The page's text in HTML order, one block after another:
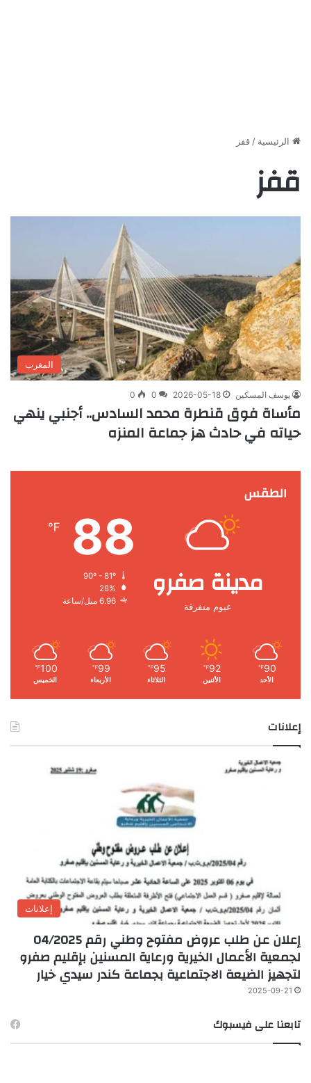
الرئيسية / قفز
قفز
المغرب
يوسف المسكين 2026-05-18
0
0
مأساة فوق قنطرة محمد السادس.. أجنبي ينهي
حياته في حادث هز جماعة المنزه
الطقس
مدينة صفرو
غيوم متفرقة
88
℉
28%
6.96 ميل/ساعة
90
℉
الأحد
92
℉
الأثنين
95
℉
الثلاثاء
99
℉
الأربعاء
100
℉
الخميس
إعلانات
إعلانات
إعلان عن طلب عروض مفتوح وطني رقم 04/2025
لجمعية الأعمال الخيرية ورعاية المسنين بإقليم صفرو
لتجهيز الضيعة الاجتماعية بجماعة كندر سيدي خيار
2025-09-21
تابعنا على فيسبوك